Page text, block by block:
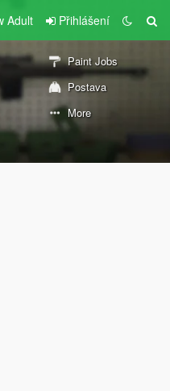
Adult Přihlášení
Paint Jobs
Postava
More